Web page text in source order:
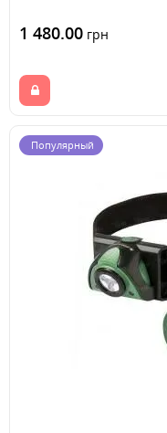
1 480.00 грн
Популярный